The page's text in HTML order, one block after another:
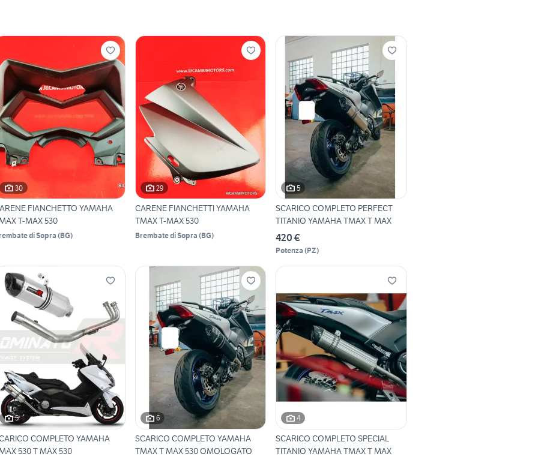
30
FIANCHETTO YAMAHA
T-MAX 530
di Sopra (BG)
29
CARENE FIANCHETTI YAMAHA
TMAX T-MAX 530
Brembate di Sopra (BG)
5
SCARICO COMPLETO PERFECT
TITANIO YAMAHA TMAX T MAX
420 €
Potenza (PZ)
5
COMPLETO YAMAHA
530 T MAX 530
6
SCARICO COMPLETO YAMAHA
TMAX T MAX 530 OMOLOGATO
4
SCARICO COMPLETO SPECIAL
TITANIO YAMAHA TMAX T MAX